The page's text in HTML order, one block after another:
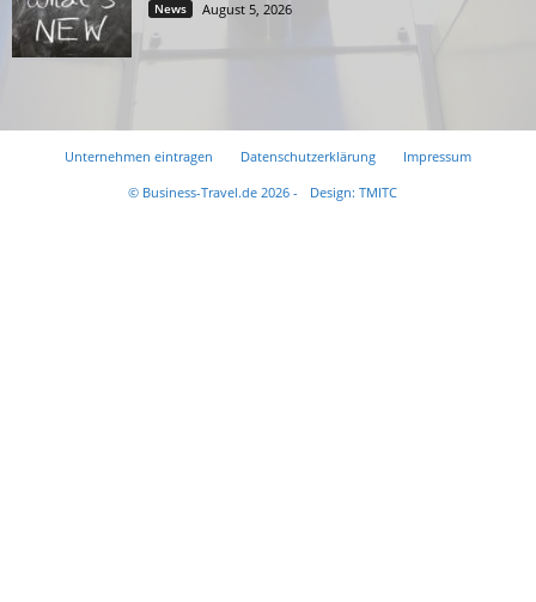
News August 5, 2026
Unternehmen eintragen Datenschutzerklärung
Impressum
© Business-Travel.de 2026 -
Design: TMITC